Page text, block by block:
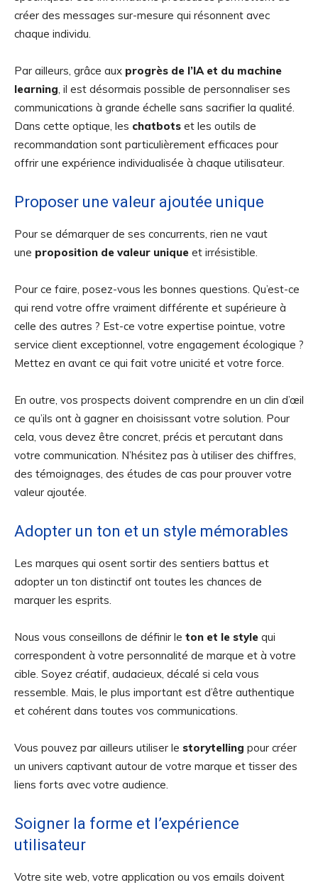
créer des messages sur-mesure qui résonnent avec
chaque individu.
Par ailleurs, grâce aux progrès de l’IA et du machine
learning , il est désormais possible de personnaliser ses
communications à grande échelle sans sacrifier la qualité.
Dans cette optique, les chatbots et les outils de
recommandation sont particulièrement efficaces pour
offrir une expérience individualisée à chaque utilisateur.
Proposer une valeur ajoutée unique
Pour se démarquer de ses concurrents, rien ne vaut
une proposition de valeur unique et irrésistible.
Pour ce faire, posez-vous les bonnes questions. Qu’est-ce
qui rend votre offre vraiment différente et supérieure à
celle des autres ? Est-ce votre expertise pointue, votre
service client exceptionnel, votre engagement écologique ?
Mettez en avant ce qui fait votre unicité et votre force.
En outre, vos prospects doivent comprendre en un clin d’œil
ce qu’ils ont à gagner en choisissant votre solution. Pour
cela, vous devez être concret, précis et percutant dans
votre communication. N’hésitez pas à utiliser des chiffres,
des témoignages, des études de cas pour prouver votre
valeur ajoutée.
Adopter un ton et un style mémorables
Les marques qui osent sortir des sentiers battus et
adopter un ton distinctif ont toutes les chances de
marquer les esprits.
Nous vous conseillons de définir le ton et le style qui
correspondent à votre personnalité de marque et à votre
cible. Soyez créatif, audacieux, décalé si cela vous
ressemble. Mais, le plus important est d’être authentique
et cohérent dans toutes vos communications.
Vous pouvez par ailleurs utiliser le storytelling pour créer
un univers captivant autour de votre marque et tisser des
liens forts avec votre audience.
Soigner la forme et l’expérience
utilisateur
Votre site web, votre application ou vos emails doivent